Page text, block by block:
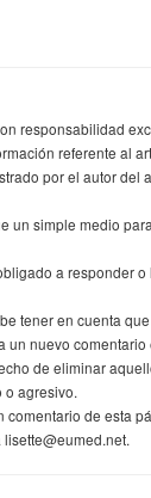
responsabilidad
referente al
por el autor del
un simple medio
a responder
tener en cuenta
un nuevo comentario
de eliminar
agresivo.
comentario de esta